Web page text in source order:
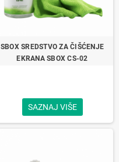
SBOX SREDSTVO ZA ČIŠĆENJE
EKRANA SBOX CS-02
SAZNAJ VIŠE